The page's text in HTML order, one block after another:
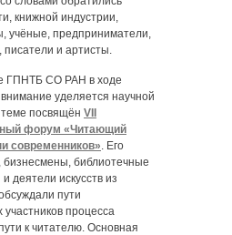
книжной индустрии,
учёные, предприниматели,
и артисты.
ГПНТБ СО РАН в ходе
уделяется научной
посвящён VII
форум «Читающий
современников». Его
библиотечные
деятели искусств из
пути
участников процесса
к читателю. Основная